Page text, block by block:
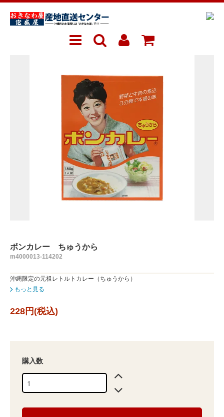
ボンカレー ちゅうから
m4000013-114202
沖縄限定の元祖レトルトカレー（ちゅうから）
もっと見る
228円(税込)
購入数